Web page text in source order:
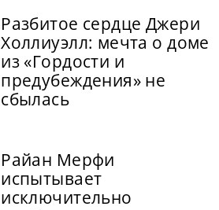
Разбитое сердце Джери
Холлиуэлл: мечта о доме
из «Гордости и
предубеждения» не
сбылась
Райан Мерфи
испытывает
исключительно